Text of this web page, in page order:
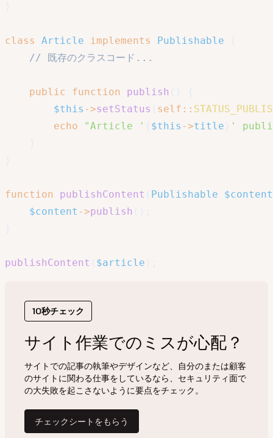
class Article implements Publishable
// 既存のクラスコード...
public function publish
$this ->setStatus self ::
echo
"Article ' $this ->title
'
function publishContent Publishable
$content
$content ->publish
publishContent $article